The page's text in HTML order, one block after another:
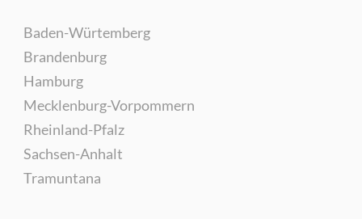
Baden-Würtemberg
Brandenburg
Hamburg
Mecklenburg-Vorpommern
Rheinland-Pfalz
Sachsen-Anhalt
Tramuntana